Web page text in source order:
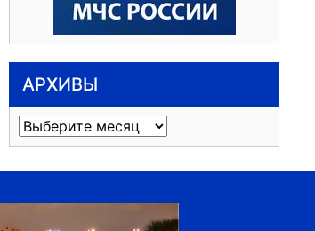
АРХИВЫ
Архивы